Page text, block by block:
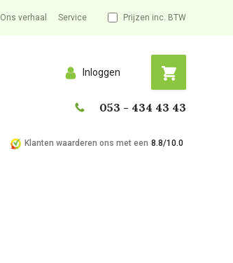
Ons verhaal Service Prijzen inc. BTW
Inloggen
053 - 434 43 43
Klanten waarderen ons met een 8.8/10.0